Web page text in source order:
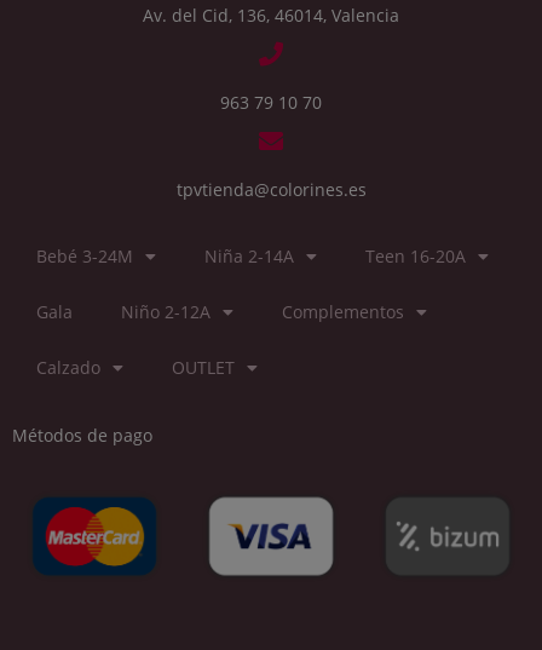
Av. del Cid, 136, 46014, Valencia
963 79 10 70
tpvtienda@colorines.es
Bebé 3-24M Niña 2-14A Teen 16-20A
Gala Niño 2-12A Complementos
Calzado OUTLET
Métodos de pago